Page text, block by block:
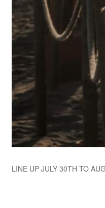
LINE UP JULY 30TH TO